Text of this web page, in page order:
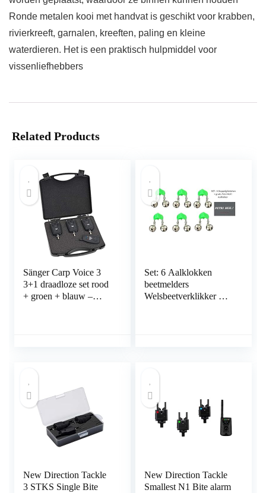
Ronde metalen kooi met handvat is geschikt voor krabben,
rivierkreeft, garnalen, kreeften, paling en kleine
waterdieren. Het is een praktisch hulpmiddel voor
vissenliefhebbers
Related Products
Sänger Carp Voice 3
3+1 draadloze set rood
+ groen + blauw –
Set: 6 Aalklokken
beetmelders
Welsbeetverklikker met
New Direction Tackle
3 STKS Single Bite
New Direction Tackle
Smallest N1 Bite alarm